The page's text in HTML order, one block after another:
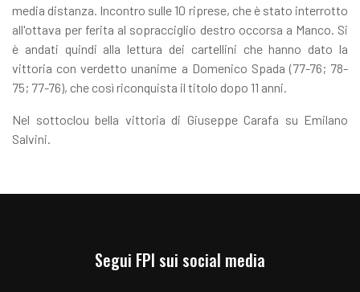
media distanza. Incontro sulle 10 riprese, che è stato interrotto
all'ottava per ferita al sopracciglio destro occorsa a Manco. Si
è andati quindi alla lettura dei cartellini che hanno dato la
vittoria con verdetto unanime a Domenico Spada (77-76; 78-
75; 77-76), che così riconquista il titolo dopo 11 anni.
Nel sottoclou bella vittoria di Giuseppe Carafa su Emilano
Salvini.
Segui FPI sui social media